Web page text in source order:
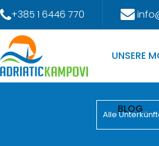
+385 1 6446 770
UNSERE
BLOG